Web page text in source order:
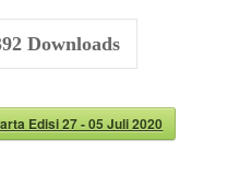
Downloads
Edisi 27 - 05 Juli 2020